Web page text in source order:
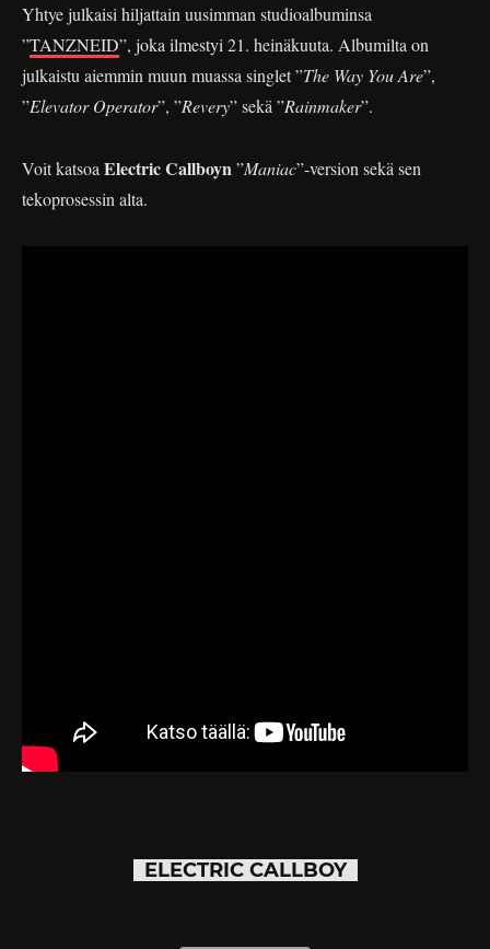
Yhtye julkaisi hiljattain uusimman studioalbuminsa
”TANZNEID”, joka ilmestyi 21. heinäkuuta. Albumilta on
julkaistu aiemmin muun muassa singlet ”The Way You Are”,
”Elevator Operator”, ”Revery” sekä ”Rainmaker”.
Voit katsoa Electric Callboyn”Maniac”-version sekä sen
tekoprosessin alta.
ELECTRIC CALLBOY